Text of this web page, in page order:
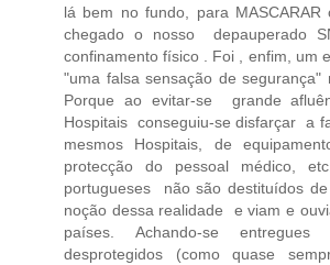
lá bem no fundo, para
chegado o nosso depauperado
confinamento físico . Foi , enfim, um
"uma falsa sensação de segurança"
Porque ao evitar-se grande
Hospitais conseguiu-se disfarçar a
mesmos Hospitais, de
protecção do pessoal médico,
portugueses não são destituídos
noção dessa realidade e viam e
países. Achando-se
desprotegidos (como quase